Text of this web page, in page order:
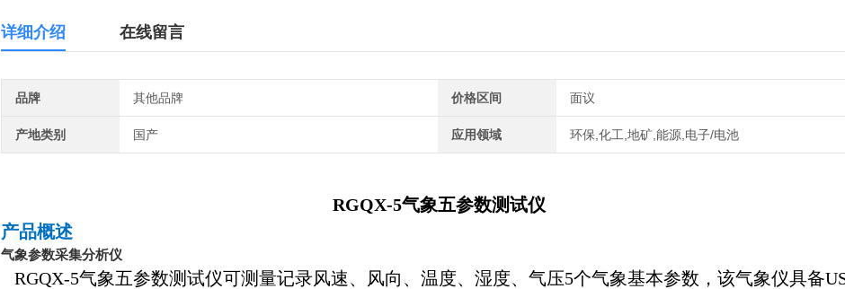
详细介绍 在线留言
品牌 其他品牌 价格区间 面议
产地类别 国产 应用领域 环保,化工,地矿,能源,电子/电池
RGQX-5气象五参数测试仪
产品概述
气象参数采集分析仪
RGQX-5气象五参数测试仪可测量记录风速、风向、温度、湿度、气压5个气象基本参数，该气象仪具备